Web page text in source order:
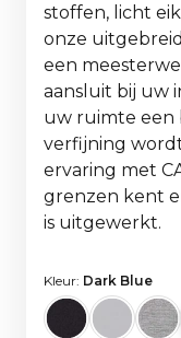
stoffen, licht
onze
een
aansluit bij uw
uw ruimte een
verfijning
ervaring met
grenzen kent
is uitgewerkt.
Kleur: Dark Blue